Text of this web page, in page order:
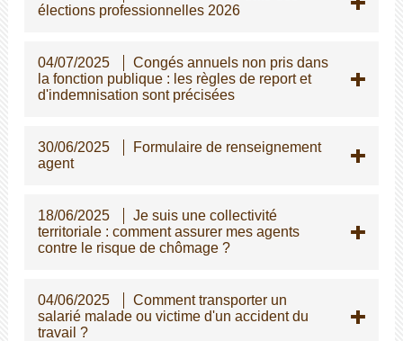
élections professionnelles 2026
04/07/2025
Congés annuels non pris dans
la fonction publique : les règles de report et
d'indemnisation sont précisées
30/06/2025
Formulaire de renseignement
agent
18/06/2025
Je suis une collectivité
territoriale : comment assurer mes agents
contre le risque de chômage ?
04/06/2025
Comment transporter un
salarié malade ou victime d'un accident du
travail ?